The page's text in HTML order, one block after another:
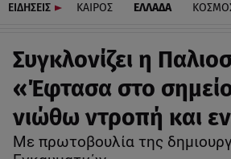
ΕΙΔΗΣΕΙΣ ΚΑΙΡΟΣ ΕΛΛΑΔΑ
Συγκλονίζει η
«Έφτασα στο
νιώθω ντροπή και
Με πρωτοβουλία της